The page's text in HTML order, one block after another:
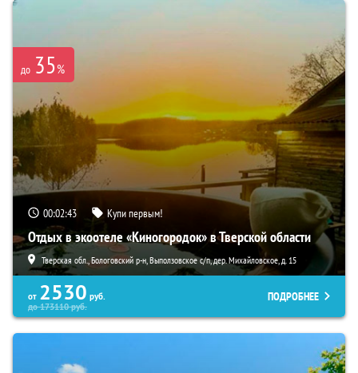
до 35%
00:02:41 Купи первым!
Отдых в экоотеле «Киногородок» в Тверской области
Тверская обл., Бологовский р-н, Выползовское с/п, дер. Михайловское, д. 15
от 2530 руб.
до173110руб.
ПОДРОБНЕЕ